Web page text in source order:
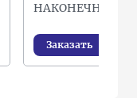
НАКОНЕЧНИК
Заказать